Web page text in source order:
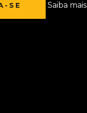
SE Saiba mais